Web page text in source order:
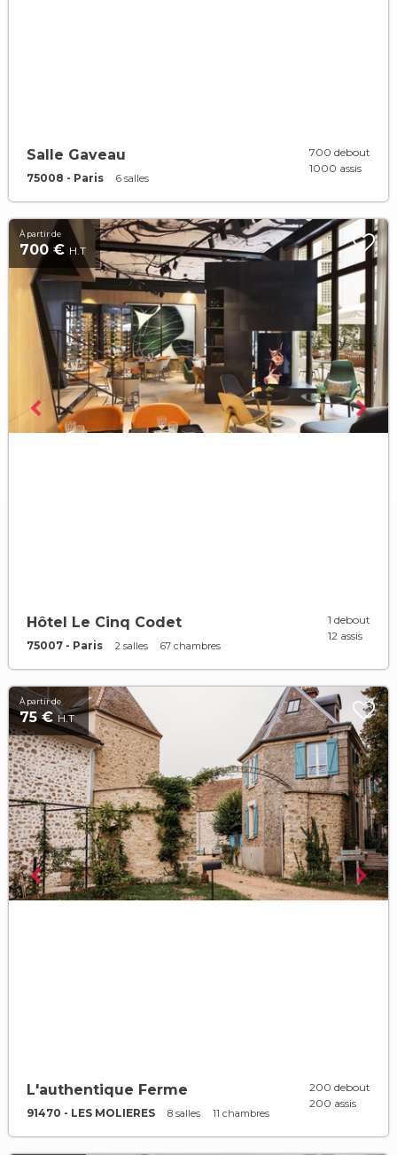
Salle Gaveau
75008 - Paris 6 salles
700 debout
1000 assis
À partir de
700 € H.T
Hôtel Le Cinq Codet
75007 - Paris 2 salles 67 chambres
1 debout
12 assis
À partir de
75 €H.T
L'authentique Ferme
91470 - LES MOLIERES 8 salles 11 chambres
200 debout
200 assis